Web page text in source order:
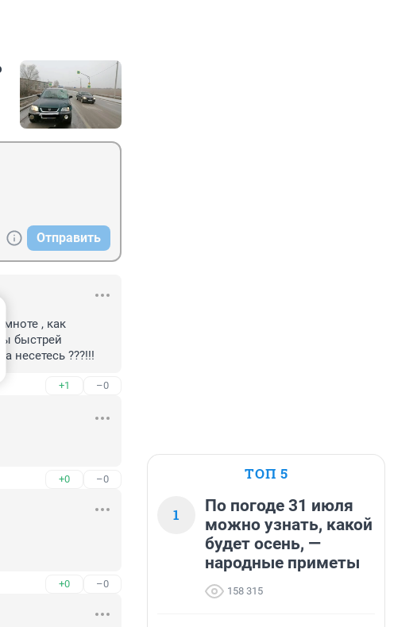
Отправить
, как
быстрей
несетесь ???!!!
+1 –0
+0 –0
+0 –0
ТОП 5
1
По погоде 31 июля
можно узнать, какой
будет осень, —
народные приметы
158 315